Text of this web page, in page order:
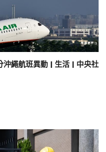
繩航班異動 | 生活 | 中央社